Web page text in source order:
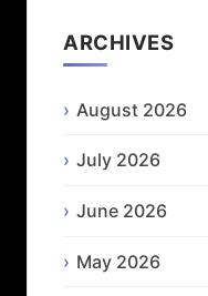
ARCHIVES
August 2026
July 2026
June 2026
May 2026